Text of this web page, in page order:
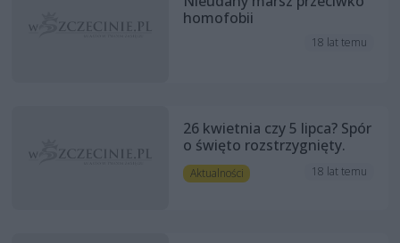
homofobii
18 lat temu
26 kwietnia czy 5 lipca? Spór
o święto rozstrzygnięty.
Aktualności 18 lat temu